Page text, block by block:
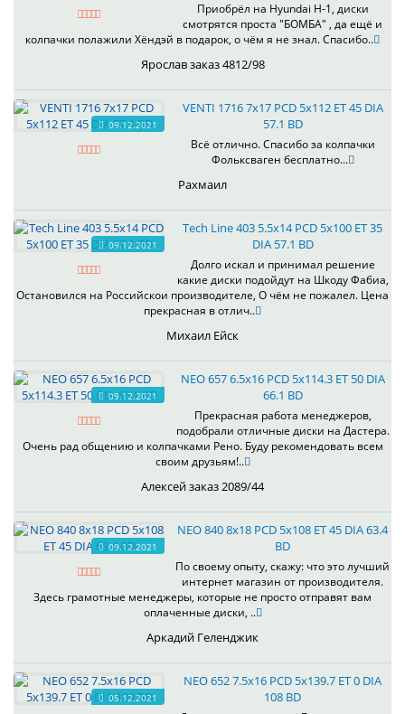
Приобрёл на Hyundai H-1, диски
смотрятся проста "БОМБА" , да ещё и
колпачки полажили Хёндэй в подарок, о чём я не знал. Спасибо..
Ярослав заказ 4812/98
09.12.2021
VENTI 1716 7x17 PCD 5x112 ET 45 DIA
57.1 BD
Всё отлично. Спасибо за колпачки
Фольксваген бесплатно...
Рахмаил
09.12.2021
Tech Line 403 5.5x14 PCD 5x100 ET 35
DIA 57.1 BD
Долго искал и принимал решение
какие диски подойдут на Шкоду Фабиа,
Остановился на Российскои производителе, О чём не пожалел. Цена
прекрасная в отлич..
Михаил Ейск
09.12.2021
NEO 657 6.5x16 PCD 5x114.3 ET 50 DIA
66.1 BD
Прекрасная работа менеджеров,
подобрали отличные диски на Дастера.
Очень рад общению и колпачками Рено. Буду рекомендовать всем
своим друзьям!..
Алексей заказ 2089/44
09.12.2021
NEO 840 8x18 PCD 5x108 ET 45 DIA 63.4
BD
По своему опыту, скажу: что это лучший
интернет магазин от производителя.
Здесь грамотные менеджеры, которые не просто отправят вам
оплаченные диски, ..
Аркадий Геленджик
05.12.2021
NEO 652 7.5x16 PCD 5x139.7 ET 0 DIA
108 BD